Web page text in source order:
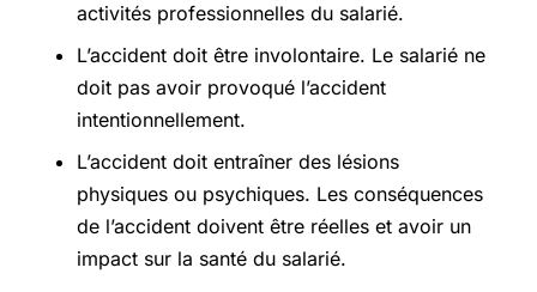
activités professionnelles du salarié.
L’accident doit être involontaire. Le salarié ne
doit pas avoir provoqué l’accident
intentionnellement.
L’accident doit entraîner des lésions
physiques ou psychiques. Les conséquences
de l’accident doivent être réelles et avoir un
impact sur la santé du salarié.